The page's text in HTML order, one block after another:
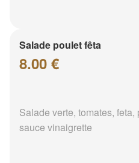
Salade poulet fêta
8.00 €
Salade verte, tomates,
sauce vinaigrette